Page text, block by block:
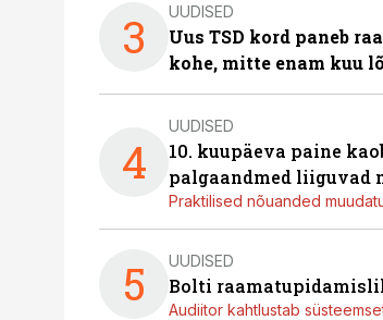
3 UUDISED
Uus TSD kord paneb
kohe, mitte enam kuu
4
UUDISED
10. kuupäeva paine
palgaandmed liiguvad
Praktilised nõuanded
5 UUDISED
Bolti
Audiitor kahtlustab